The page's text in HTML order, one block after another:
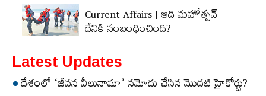
Current Affairs | ఆది మహోత్సవ్‌
దేనికి సంబంధించింది?
Latest Updates
దేశంలో ‘జీవన వీలునామా’ నమోదు చేసిన మొదటి హైకోర్టు?